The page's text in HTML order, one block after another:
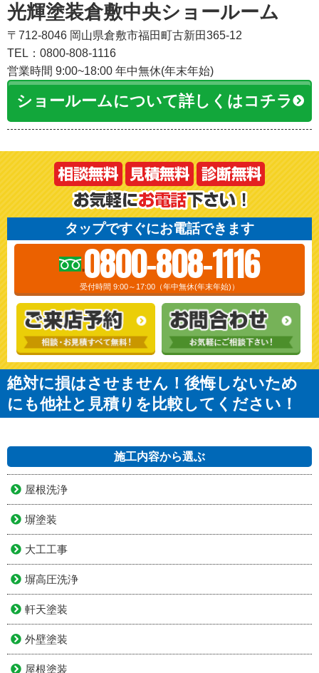
光輝塗装倉敷中央ショールーム
〒712-8046 岡山県倉敷市福田町古新田365-12
TEL：0800-808-1116
営業時間 9:00~18:00 年中無休(年末年始)
ショールームについて詳しくはコチラ
タップですぐにお電話できます
0800-808-1116
受付時間 9:00～17:00（年中無休(年末年始)）
絶対に損はさせません！後悔しないため
にも他社と見積りを比較してください！
施工内容から選ぶ
屋根洗浄
塀塗装
大工工事
塀高圧洗浄
軒天塗装
外壁塗装
屋根塗装